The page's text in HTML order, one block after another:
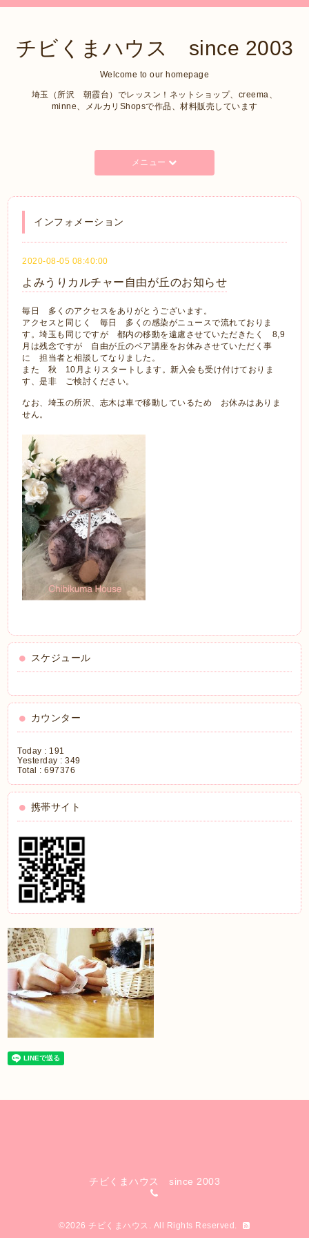
チビくまハウス since 2003
Welcome to our homepage
埼玉（所沢 朝霞台）でレッスン！ネットショップ、creema、
minne、メルカリShopsで作品、材料販売しています
メニュー
インフォメーション
2020-08-05 08:40:00
よみうりカルチャー自由が丘のお知らせ
毎日 多くのアクセスをありがとうございます。
アクセスと同じく 毎日 多くの感染がニュースで流れておりま
す。埼玉も同じですが 都内の移動を遠慮させていただきたく 8,9
月は残念ですが 自由が丘のベア講座をお休みさせていただく事
に 担当者と相談してなりました。
また 秋 10月よりスタートします。新入会も受け付けておりま
す、是非 ご検討ください。
なお、埼玉の所沢、志木は車で移動しているため お休みはありま
せん。
スケジュール
カウンター
Today : 191
Yesterday :349
Total :697376
携帯サイト
チビくまハウス since 2003
©2026チビくまハウス . All Rights Reserved.